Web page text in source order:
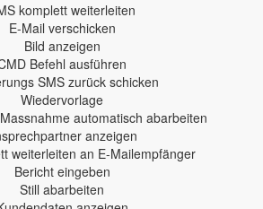
komplett weiterleiten
E-Mail verschicken
Bild anzeigen
Befehl ausführen
SMS zurück schicken
Wiedervorlage
automatisch abarbeiten
anzeigen
weiterleiten an E-Mailempfänger
Bericht eingeben
Still abarbeiten